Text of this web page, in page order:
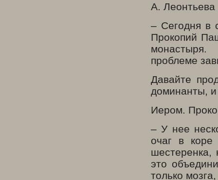
А. Леонтьева
– Сегодня в
Прокопий
проблеме
Давайте
доминанты,
Иером.
– У нее
очаг в коре
шестеренка,
это
только